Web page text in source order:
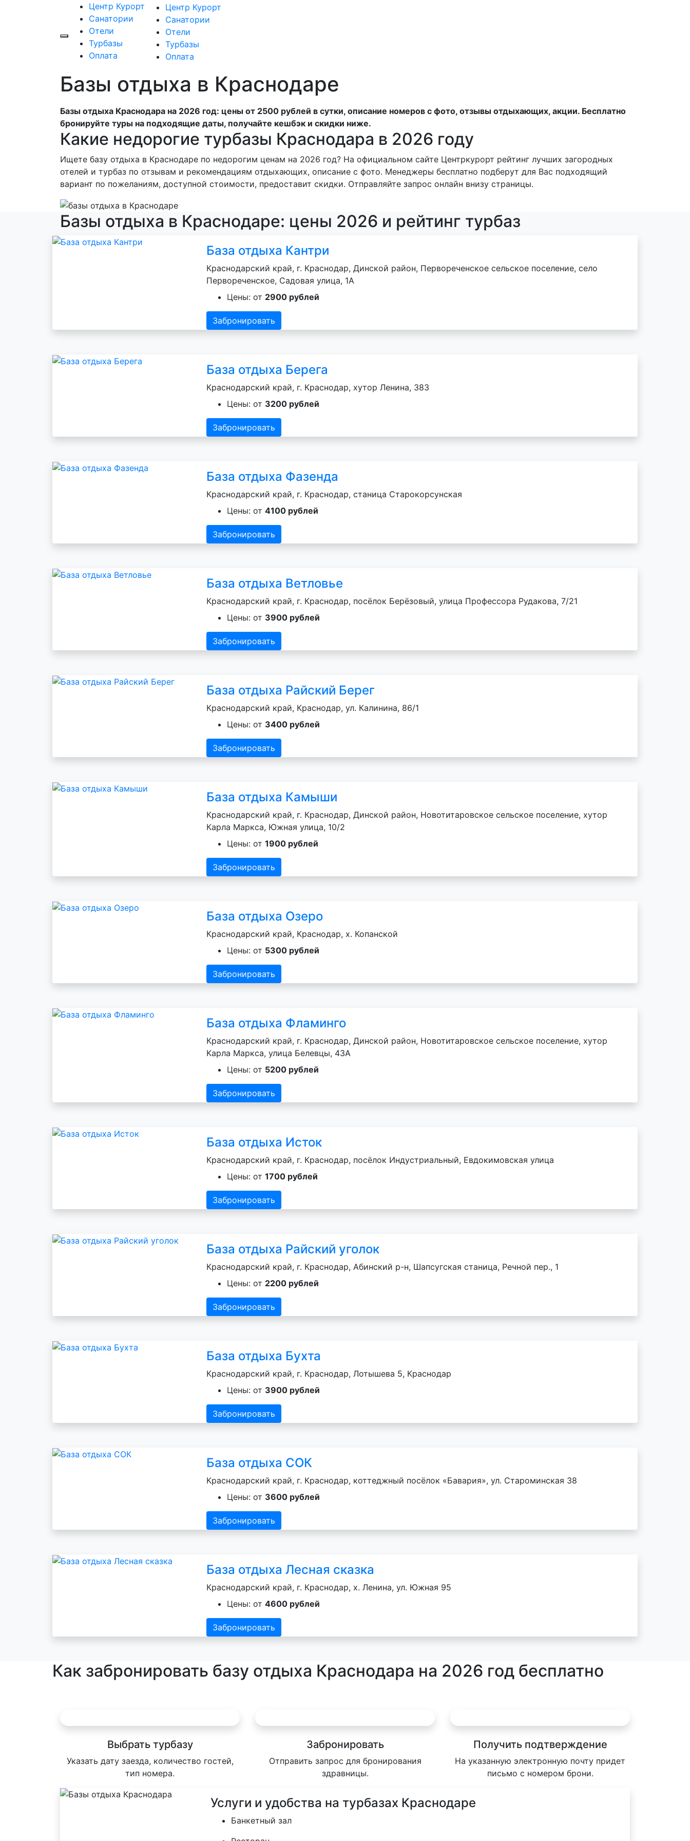
Центр Курорт
Санатории
Отели
Турбазы
Оплата
Центр Курорт
Санатории
Отели
Турбазы
Оплата
Базы отдыха в Краснодаре
Базы отдыха Краснодара на 2026 год: цены от 2500 рублей в сутки, описание номеров с фото, отзывы отдыхающих, акции. Бесплатно
бронируйте туры на подходящие даты, получайте кешбэк и скидки ниже.
Какие недорогие турбазы Краснодара в 2026 году
Ищете базу отдыха в Краснодаре по недорогим ценам на 2026 год? На официальном сайте Центркурорт рейтинг лучших загородных
отелей и турбаз по отзывам и рекомендациям отдыхающих, описание с фото. Менеджеры бесплатно подберут для Вас подходящий
вариант по пожеланиям, доступной стоимости, предоставит скидки. Отправляйте запрос онлайн внизу страницы.
Базы отдыха в Краснодаре: цены 2026 и рейтинг турбаз
База отдыха Кантри
Краснодарский край, г. Краснодар, Динской район, Первореченское сельское поселение, село
Первореченское, Садовая улица, 1А
Цены: от 2900 рублей
Забронировать
База отдыха Берега
Краснодарский край, г. Краснодар, хутор Ленина, 383
Цены: от 3200 рублей
Забронировать
База отдыха Фазенда
Краснодарский край, г. Краснодар, станица Старокорсунская
Цены: от 4100 рублей
Забронировать
База отдыха Ветловье
Краснодарский край, г. Краснодар, посёлок Берёзовый, улица Профессора Рудакова, 7/21
Цены: от 3900 рублей
Забронировать
База отдыха Райский Берег
Краснодарский край, Краснодар, ул. Калинина, 86/1
Цены: от 3400 рублей
Забронировать
База отдыха Камыши
Краснодарский край, г. Краснодар, Динской район, Новотитаровское сельское поселение, хутор
Карла Маркса, Южная улица, 10/2
Цены: от 1900 рублей
Забронировать
База отдыха Озеро
Краснодарский край, Краснодар, х. Копанской
Цены: от 5300 рублей
Забронировать
База отдыха Фламинго
Краснодарский край, г. Краснодар, Динской район, Новотитаровское сельское поселение, хутор
Карла Маркса, улица Белевцы, 43А
Цены: от 5200 рублей
Забронировать
База отдыха Исток
Краснодарский край, г. Краснодар, посёлок Индустриальный, Евдокимовская улица
Цены: от 1700 рублей
Забронировать
База отдыха Райский уголок
Краснодарский край, г. Краснодар, Абинский р-н, Шапсугская станица, Речной пер., 1
Цены: от 2200 рублей
Забронировать
База отдыха Бухта
Краснодарский край, г. Краснодар, Лотышева 5, Краснодар
Цены: от 3900 рублей
Забронировать
База отдыха СОК
Краснодарский край, г. Краснодар, коттеджный посёлок «Бавария», ул. Староминская 38
Цены: от 3600 рублей
Забронировать
База отдыха Лесная сказка
Краснодарский край, г. Краснодар, х. Ленина, ул. Южная 95
Цены: от 4600 рублей
Забронировать
Как забронировать базу отдыха Краснодара на 2026 год бесплатно
Выбрать турбазу
Указать дату заезда, количество гостей,
тип номера.
Забронировать
Отправить запрос для бронирования
здравницы.
Получить подтверждение
На указанную электронную почту придет
письмо с номером брони.
Услуги и удобства на турбазах Краснодаре
Банкетный зал